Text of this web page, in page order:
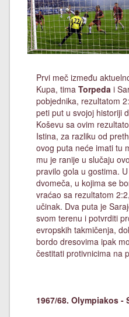
Prvi meč između
Kupa, tima Torpeda i
pobjednika, rezultatom
peti put u svojoj historiji
Koševu sa ovim
Istina, za razliku od
ovog puta neće imati tu
mu je ranije u slučaju
pravilo gola u gostima.
dvomeča, u kojima se
vraćao sa rezultatom
učinak. Dva puta je
svom terenu i potvrditi
evropskih takmičenja,
bordo dresovima ipak
čestitati protivnicima na
1967/68. Olympiakos -